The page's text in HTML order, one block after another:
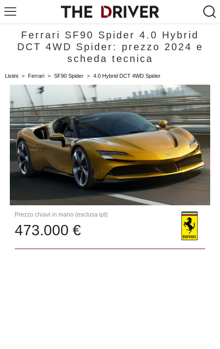
Ferrari SF90 Spider 4.0 Hybrid
DCT 4WD Spider: prezzo 2024 e
scheda tecnica
Listini > Ferrari > SF90 Spider > 4.0 Hybrid DCT 4WD Spider
Prezzo chiavi in mano (esclusa ipt):
473.000 €